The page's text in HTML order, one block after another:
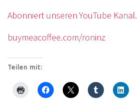
Abonniert unseren YouTube Kanal.
buymeacoffee.com/roninz
Teilen mit: